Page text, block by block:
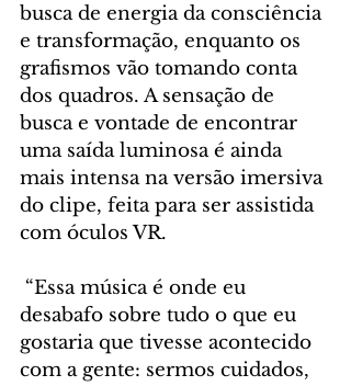
busca de energia da consciência
e transformação, enquanto os
grafismos vão tomando conta
dos quadros. A sensação de
busca e vontade de encontrar
uma saída luminosa é ainda
mais intensa na versão imersiva
do clipe, feita para ser assistida
com óculos VR.
desabafo sobre tudo o que eu
gostaria que tivesse acontecido
com a gente: sermos cuidados,